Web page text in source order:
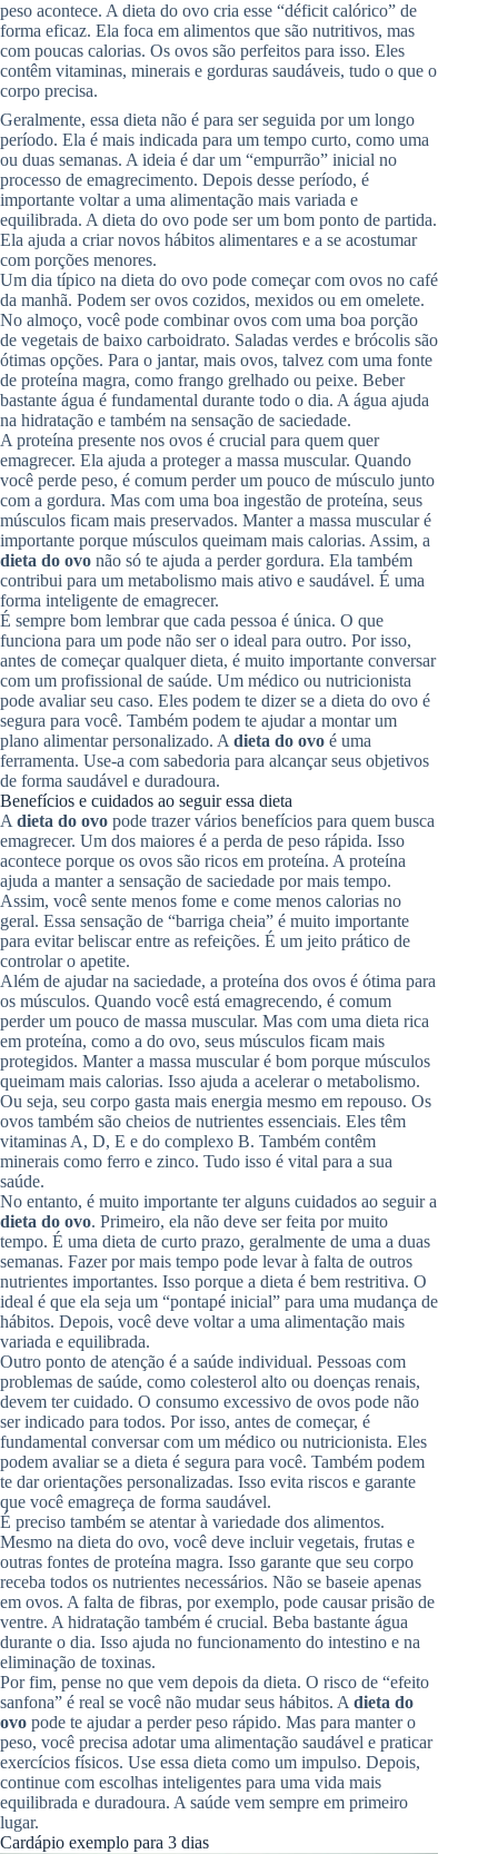
peso acontece. A dieta do ovo cria esse “déficit calórico” de
forma eficaz. Ela foca em alimentos que são nutritivos, mas
com poucas calorias. Os ovos são perfeitos para isso. Eles
contêm vitaminas, minerais e gorduras saudáveis, tudo o que o
corpo precisa.
Geralmente, essa dieta não é para ser seguida por um longo
período. Ela é mais indicada para um tempo curto, como uma
ou duas semanas. A ideia é dar um “empurrão” inicial no
processo de emagrecimento. Depois desse período, é
importante voltar a uma alimentação mais variada e
equilibrada. A dieta do ovo pode ser um bom ponto de partida.
Ela ajuda a criar novos hábitos alimentares e a se acostumar
com porções menores.
Um dia típico na dieta do ovo pode começar com ovos no café
da manhã. Podem ser ovos cozidos, mexidos ou em omelete.
No almoço, você pode combinar ovos com uma boa porção
de vegetais de baixo carboidrato. Saladas verdes e brócolis são
ótimas opções. Para o jantar, mais ovos, talvez com uma fonte
de proteína magra, como frango grelhado ou peixe. Beber
bastante água é fundamental durante todo o dia. A água ajuda
na hidratação e também na sensação de saciedade.
A proteína presente nos ovos é crucial para quem quer
emagrecer. Ela ajuda a proteger a massa muscular. Quando
você perde peso, é comum perder um pouco de músculo junto
com a gordura. Mas com uma boa ingestão de proteína, seus
músculos ficam mais preservados. Manter a massa muscular é
importante porque músculos queimam mais calorias. Assim, a
dieta do ovo não só te ajuda a perder gordura. Ela também
contribui para um metabolismo mais ativo e saudável. É uma
forma inteligente de emagrecer.
É sempre bom lembrar que cada pessoa é única. O que
funciona para um pode não ser o ideal para outro. Por isso,
antes de começar qualquer dieta, é muito importante conversar
com um profissional de saúde. Um médico ou nutricionista
pode avaliar seu caso. Eles podem te dizer se a dieta do ovo é
segura para você. Também podem te ajudar a montar um
plano alimentar personalizado. A dieta do ovo é uma
ferramenta. Use-a com sabedoria para alcançar seus objetivos
de forma saudável e duradoura.
Benefícios e cuidados ao seguir essa dieta
A dieta do ovo pode trazer vários benefícios para quem busca
emagrecer. Um dos maiores é a perda de peso rápida. Isso
acontece porque os ovos são ricos em proteína. A proteína
ajuda a manter a sensação de saciedade por mais tempo.
Assim, você sente menos fome e come menos calorias no
geral. Essa sensação de “barriga cheia” é muito importante
para evitar beliscar entre as refeições. É um jeito prático de
controlar o apetite.
Além de ajudar na saciedade, a proteína dos ovos é ótima para
os músculos. Quando você está emagrecendo, é comum
perder um pouco de massa muscular. Mas com uma dieta rica
em proteína, como a do ovo, seus músculos ficam mais
protegidos. Manter a massa muscular é bom porque músculos
queimam mais calorias. Isso ajuda a acelerar o metabolismo.
Ou seja, seu corpo gasta mais energia mesmo em repouso. Os
ovos também são cheios de nutrientes essenciais. Eles têm
vitaminas A, D, E e do complexo B. Também contêm
minerais como ferro e zinco. Tudo isso é vital para a sua
saúde.
No entanto, é muito importante ter alguns cuidados ao seguir a
dieta do ovo. Primeiro, ela não deve ser feita por muito
tempo. É uma dieta de curto prazo, geralmente de uma a duas
semanas. Fazer por mais tempo pode levar à falta de outros
nutrientes importantes. Isso porque a dieta é bem restritiva. O
ideal é que ela seja um “pontapé inicial” para uma mudança de
hábitos. Depois, você deve voltar a uma alimentação mais
variada e equilibrada.
Outro ponto de atenção é a saúde individual. Pessoas com
problemas de saúde, como colesterol alto ou doenças renais,
devem ter cuidado. O consumo excessivo de ovos pode não
ser indicado para todos. Por isso, antes de começar, é
fundamental conversar com um médico ou nutricionista. Eles
podem avaliar se a dieta é segura para você. Também podem
te dar orientações personalizadas. Isso evita riscos e garante
que você emagreça de forma saudável.
É preciso também se atentar à variedade dos alimentos.
Mesmo na dieta do ovo, você deve incluir vegetais, frutas e
outras fontes de proteína magra. Isso garante que seu corpo
receba todos os nutrientes necessários. Não se baseie apenas
em ovos. A falta de fibras, por exemplo, pode causar prisão de
ventre. A hidratação também é crucial. Beba bastante água
durante o dia. Isso ajuda no funcionamento do intestino e na
eliminação de toxinas.
Por fim, pense no que vem depois da dieta. O risco de “efeito
sanfona” é real se você não mudar seus hábitos. A dieta do
ovo pode te ajudar a perder peso rápido. Mas para manter o
peso, você precisa adotar uma alimentação saudável e praticar
exercícios físicos. Use essa dieta como um impulso. Depois,
continue com escolhas inteligentes para uma vida mais
equilibrada e duradoura. A saúde vem sempre em primeiro
lugar.
Cardápio exemplo para 3 dias